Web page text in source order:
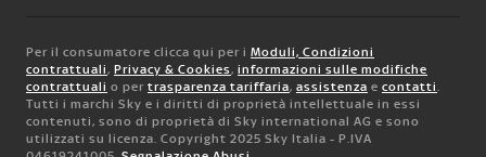
Per il consumatore clicca qui per i Moduli, Condizioni
contrattuali, Privacy & Cookies, informazioni sulle modifiche
contrattuali o per trasparenza tariffaria, assistenza e contatti.
Tutti i marchi Sky e i diritti di proprietà intellettuale in essi
contenuti, sono di proprietà di Sky international AG e sono
utilizzati su licenza. Copyright 2025 Sky Italia - P.IVA